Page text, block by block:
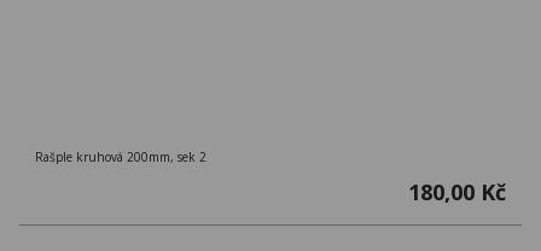
Rašple kruhová 200mm, sek 2
180,00 Kč